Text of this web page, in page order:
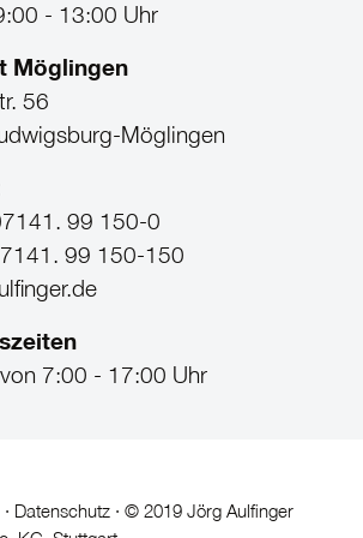
- 13:00 Uhr
Möglingen
56
Möglingen
99 150-0
99 150-150
7:00 - 17:00 Uhr
· Datenschutz· © 2019 Jörg Aulfinger